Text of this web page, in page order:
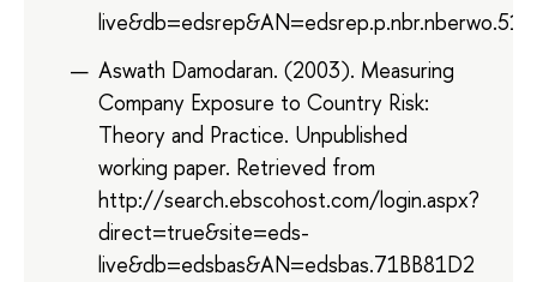
Aswath Damodaran. (2003). Measuring
Company Exposure to Country Risk:
Theory and Practice. Unpublished
working paper. Retrieved from
http://search.ebscohost.com/login.aspx?
direct=true&site=eds-
live&db=edsbas&AN=edsbas.71BB81D2